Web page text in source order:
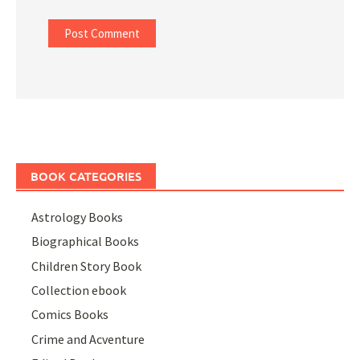
BOOK CATEGORIES
Astrology Books
Biographical Books
Children Story Book
Collection ebook
Comics Books
Crime and Acventure